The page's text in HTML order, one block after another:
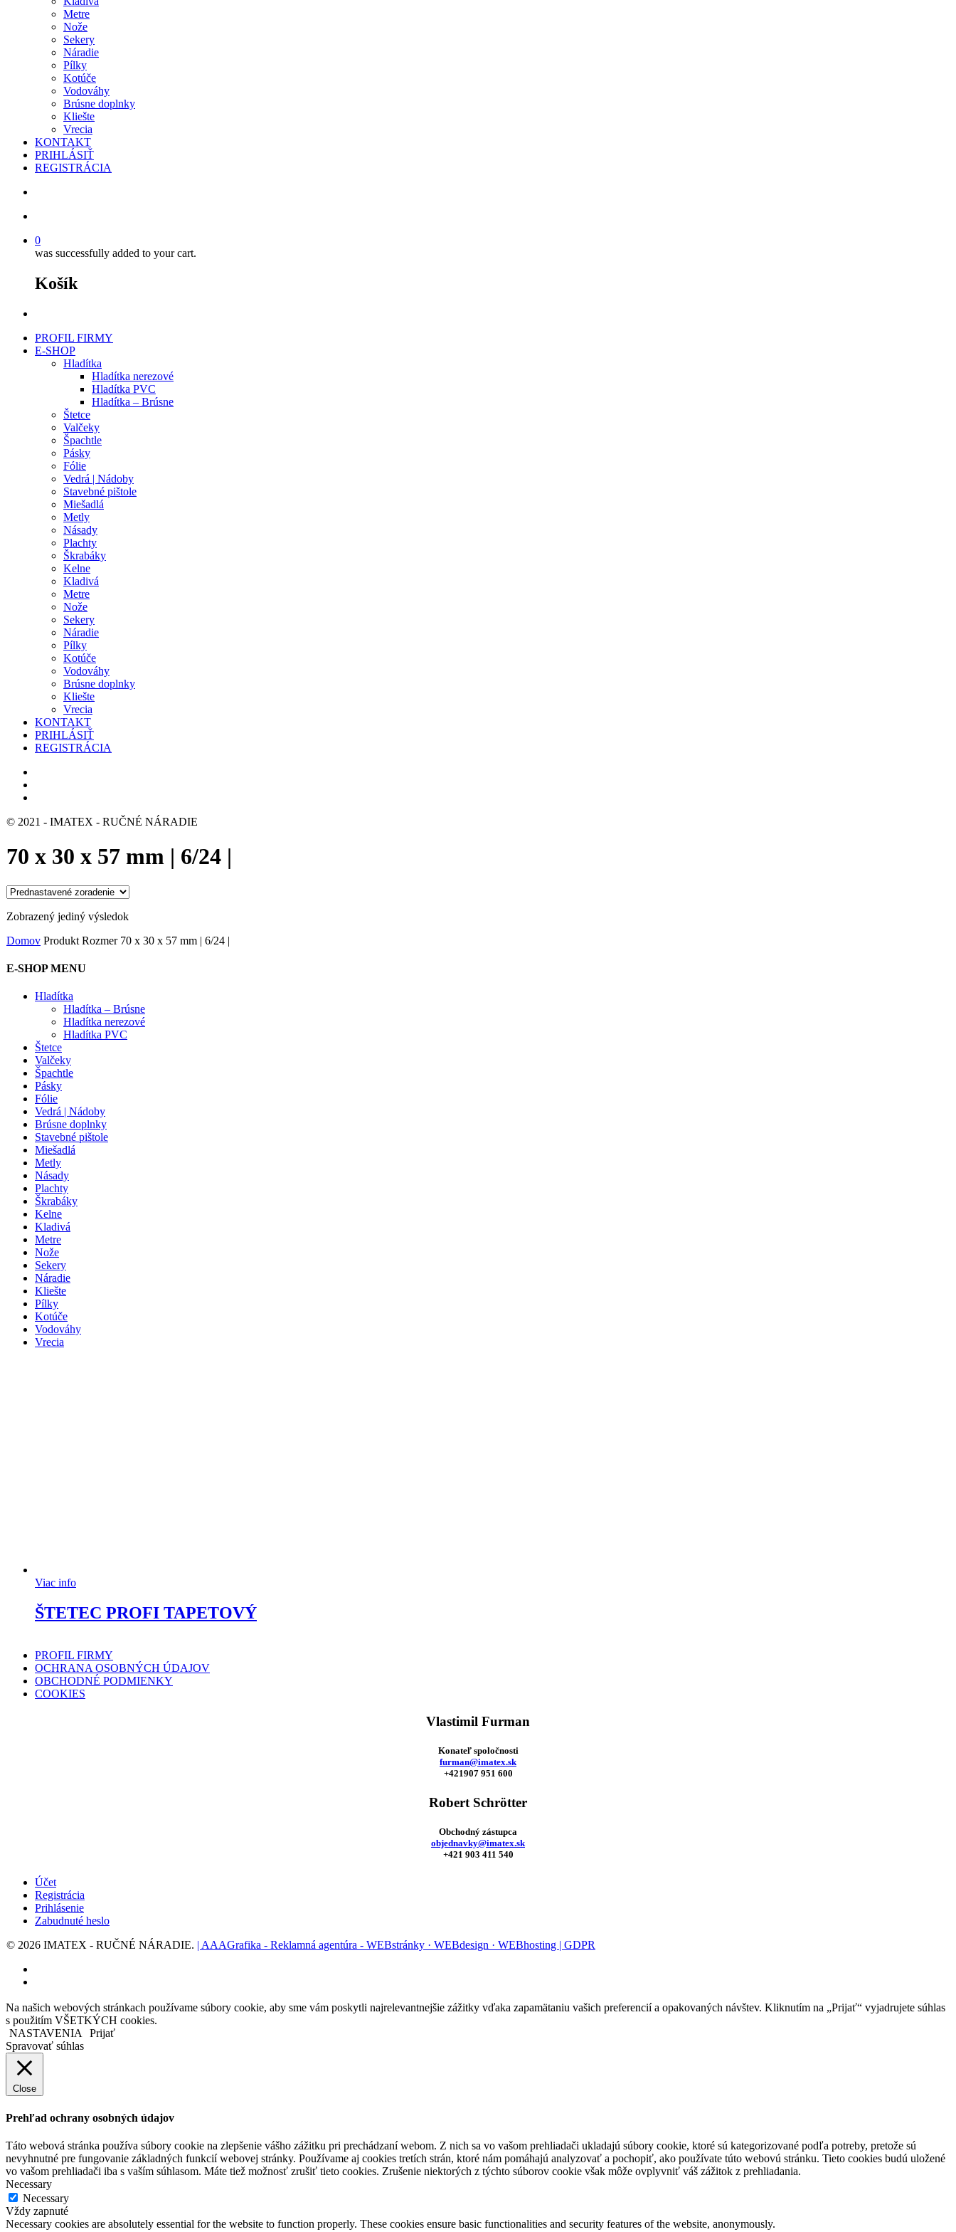
Metre
Nože
Sekery
Náradie
Pílky
Kotúče
Vodováhy
Brúsne doplnky
Kliešte
Vrecia
KONTAKT
PRIHLÁSIŤ
REGISTRÁCIA
0
was successfully added to your cart.
Košík
PROFIL FIRMY
E-SHOP
Hladítka
Hladítka nerezové
Hladítka PVC
Hladítka – Brúsne
Štetce
Valčeky
Špachtle
Pásky
Fólie
Vedrá | Nádoby
Stavebné pištole
Miešadlá
Metly
Násady
Plachty
Škrabáky
Kelne
Kladivá
Metre
Nože
Sekery
Náradie
Pílky
Kotúče
Vodováhy
Brúsne doplnky
Kliešte
Vrecia
KONTAKT
PRIHLÁSIŤ
REGISTRÁCIA
© 2021 - IMATEX - RUČNÉ NÁRADIE
70 x 30 x 57 mm | 6/24 |
Zobrazený jediný výsledok
Domov Produkt Rozmer 70 x 30 x 57 mm | 6/24 |
E-SHOP MENU
Hladítka
Hladítka – Brúsne
Hladítka nerezové
Hladítka PVC
Štetce
Valčeky
Špachtle
Pásky
Fólie
Vedrá | Nádoby
Brúsne doplnky
Stavebné pištole
Miešadlá
Metly
Násady
Plachty
Škrabáky
Kelne
Kladivá
Metre
Nože
Sekery
Náradie
Kliešte
Pílky
Kotúče
Vodováhy
Vrecia
Viac info
ŠTETEC PROFI TAPETOVÝ
PROFIL FIRMY
OCHRANA OSOBNÝCH ÚDAJOV
OBCHODNÉ PODMIENKY
COOKIES
Vlastimil Furman
Konateľ spoločnosti
furman@imatex.sk
+421907 951 600
Robert Schrötter
Obchodný zástupca
objednavky@imatex.sk
+421 903 411 540
Účet
Registrácia
Prihlásenie
Zabudnuté heslo
© 2026 IMATEX - RUČNÉ NÁRADIE. | AAAGrafika - Reklamná agentúra - WEBstránky · WEBdesign · WEBhosting | GDPR
Na našich webových stránkach používame súbory cookie, aby sme vám poskytli najrelevantnejšie zážitky vďaka zapamätaniu vašich preferencií a opakovaných návštev. Kliknutím na „Prijať“ vyjadrujete súhlas
s použitím VŠETKÝCH cookies.
NASTAVENIA Prijať
Spravovať súhlas
Close
Prehľad ochrany osobných údajov
Táto webová stránka používa súbory cookie na zlepšenie vášho zážitku pri prechádzaní webom. Z nich sa vo vašom prehliadači ukladajú súbory cookie, ktoré sú kategorizované podľa potreby, pretože sú
nevyhnutné pre fungovanie základných funkcií webovej stránky. Používame aj cookies tretích strán, ktoré nám pomáhajú analyzovať a pochopiť, ako používate túto webovú stránku. Tieto cookies budú uložené
vo vašom prehliadači iba s vaším súhlasom. Máte tiež možnosť zrušiť tieto cookies. Zrušenie niektorých z týchto súborov cookie však môže ovplyvniť váš zážitok z prehliadania.
Necessary
Necessary
Vždy zapnuté
Necessary cookies are absolutely essential for the website to function properly. These cookies ensure basic functionalities and security features of the website, anonymously.